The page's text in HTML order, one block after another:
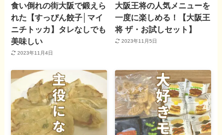
食い倒れの街大阪で鍛えら
れた【すっぴん餃子│マイ
ニチトッカ】タレなしでも
美味しい
2023年11月4日
大阪王将の人気メニューを
一度に楽しめる！【大阪王
将 ザ・お試しセット】
2023年11月5日